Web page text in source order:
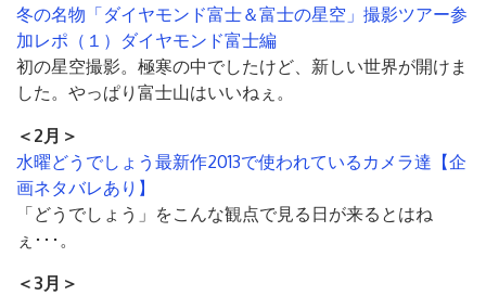
冬の名物「ダイヤモンド富士＆富士の星空」撮影ツアー参
加レポ（１）ダイヤモンド富士編
初の星空撮影。極寒の中でしたけど、新しい世界が開けま
した。やっぱり富士山はいいねぇ。
＜2月＞
水曜どうでしょう最新作2013で使われているカメラ達【企
画ネタバレあり】
「どうでしょう」をこんな観点で見る日が来るとはね
ぇ･･･。
＜3月＞